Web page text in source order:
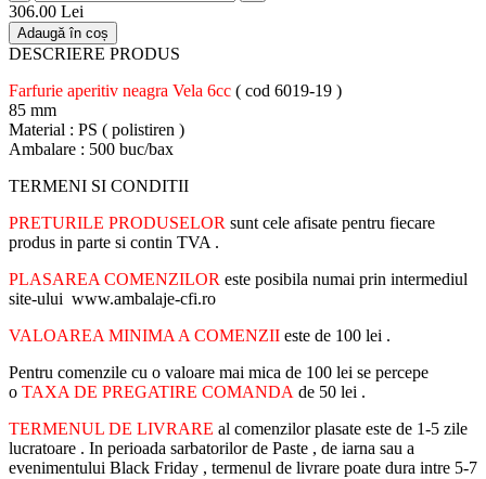
306.00 Lei
Adaugă în coș
DESCRIERE PRODUS
Farfurie aperitiv neagra Vela 6cc ( cod 6019-19 )
85 mm
Material : PS ( polistiren )
Ambalare : 500 buc/bax
TERMENI SI CONDITII
PRETURILE PRODUSELOR sunt cele afisate pentru fiecare
produs in parte si contin TVA .
PLASAREA COMENZILOR este posibila numai prin intermediul
site-ului www.ambalaje-cfi.ro
VALOAREA MINIMA A COMENZII este de 100 lei .
Pentru comenzile cu o valoare mai mica de 100 lei se percepe
o TAXA DE PREGATIRE COMANDA de 50 lei .
TERMENUL DE LIVRARE al comenzilor plasate este de 1-5 zile
lucratoare . In perioada sarbatorilor de Paste , de iarna sau a
evenimentului Black Friday , termenul de livrare poate dura intre 5-7